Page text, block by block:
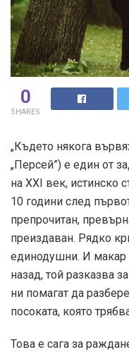
0
SHARES
„Където някога
„Персей”) е един от
на ХХI век, истинско
10 години след
препрочитан,
преиздаван. Рядко
единодушни. И макар
назад, той разказва
ни помагат да
посоката, която
Това е сага за